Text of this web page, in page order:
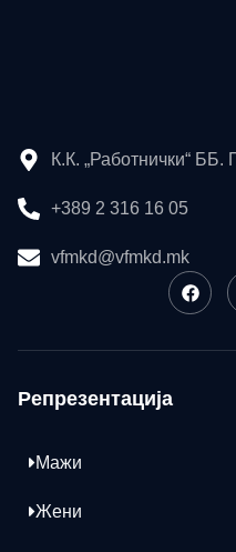
К.К. „Работнички“
+389 2 316 16 05
vfmkd@vfmkd.mk
Репрезентација
Мажи
Жени